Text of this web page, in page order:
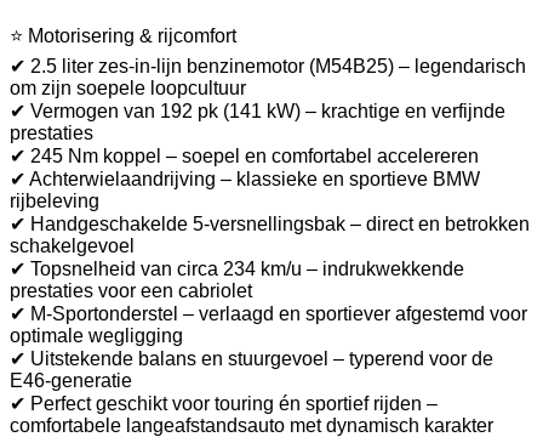
⭐ Motorisering & rijcomfort
✔ 2.5 liter zes-in-lijn benzinemotor (M54B25) – legendarisch
om zijn soepele loopcultuur
✔ Vermogen van 192 pk (141 kW) – krachtige en verfijnde
prestaties
✔ 245 Nm koppel – soepel en comfortabel accelereren
✔ Achterwielaandrijving – klassieke en sportieve BMW
rijbeleving
✔ Handgeschakelde 5-versnellingsbak – direct en betrokken
schakelgevoel
✔ Topsnelheid van circa 234 km/u – indrukwekkende
prestaties voor een cabriolet
✔ M-Sportonderstel – verlaagd en sportiever afgestemd voor
optimale wegligging
✔ Uitstekende balans en stuurgevoel – typerend voor de
E46-generatie
✔ Perfect geschikt voor touring én sportief rijden –
comfortabele langeafstandsauto met dynamisch karakter